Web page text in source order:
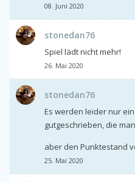
08. Juni 2020
stonedan76
Spiel lädt nicht mehr!
26. Mai 2020
stonedan76
Es werden leider nur
gutgeschrieben, die
aber den Punktestand
25. Mai 2020